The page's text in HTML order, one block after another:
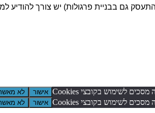
גם בבניית פרגולות) יש צורך להודיע
אישור לא
אישור לא